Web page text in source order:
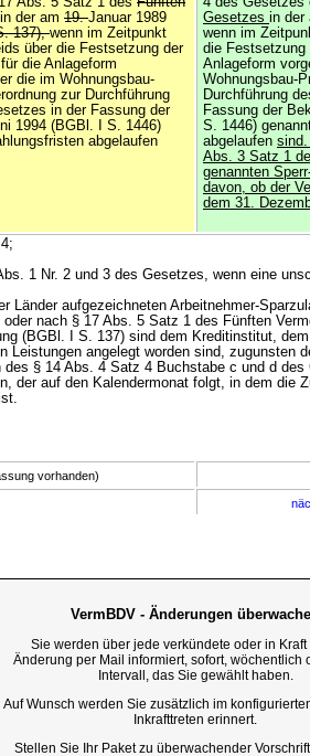
in der am 19.Januar 1989
137),wenn im Zeitpunkt
über die Festsetzung der
die Anlageform
die im Wohnungsbau-
zur Durchführung
in der Fassung der
1994 (BGBl. I S. 1446)
abgelaufen
Gesetzes in der
wenn im
die Festsetzung
Anlageform
Wohnungsbau-
Durchführung
Fassung der
S. 1446)
abgelaufen
Abs. 3 Satz 1
genannten
davon, ob der
dem 31.
1 Nr. 2 und 3 des Gesetzes, wenn eine
Länder aufgezeichneten Arbeitnehmer-
nach § 17 Abs. 5 Satz 1 des Fünften
(BGBl. I S. 137) sind dem Kreditinstitut,
Leistungen angelegt worden sind, zugunsten
des § 14 Abs. 4 Satz 4 Buchstabe c und d
der auf den Kalendermonat folgt, in dem die
vorhanden)
VermBDV - Änderungen
Sie werden über jede verkündete oder in Kraft
Änderung per Mail informiert, sofort, wöchentlich
Intervall, das Sie gewählt haben.
Auf Wunsch werden Sie zusätzlich im
Inkrafttreten erinnert.
Stellen Sie Ihr Paket zu überwachender